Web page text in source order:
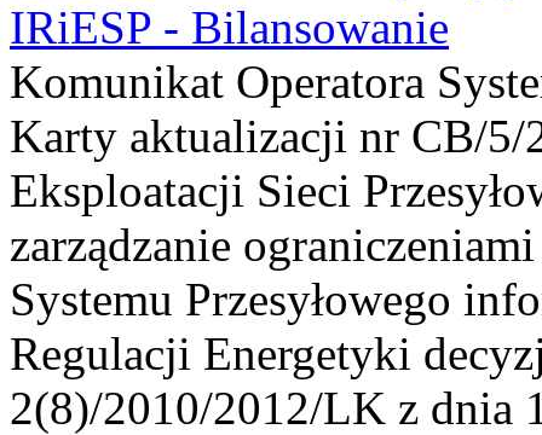
IRiESP - Bilansowanie
Komunikat Operatora
Karty aktualizacji nr CB/
Eksploatacji Sieci
zarządzanie
Systemu Przesyłowego
Regulacji Energetyki
2(8)/2010/2012/LK z dnia